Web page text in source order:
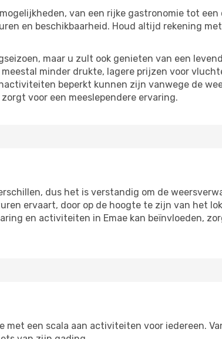
van een rijke gastronomie tot
en beschikbaarheid. Houd altijd rekening
maar u zult ook genieten van een
minder drukte, lagere prijzen voor
beperkt kunnen zijn vanwege de
voor een meeslependere ervaring.
dus het is verstandig om de
ervaart, door op de hoogte te zijn van het
en activiteiten in Emae kan beïnvloeden,
met een scala aan activiteiten voor iedereen.